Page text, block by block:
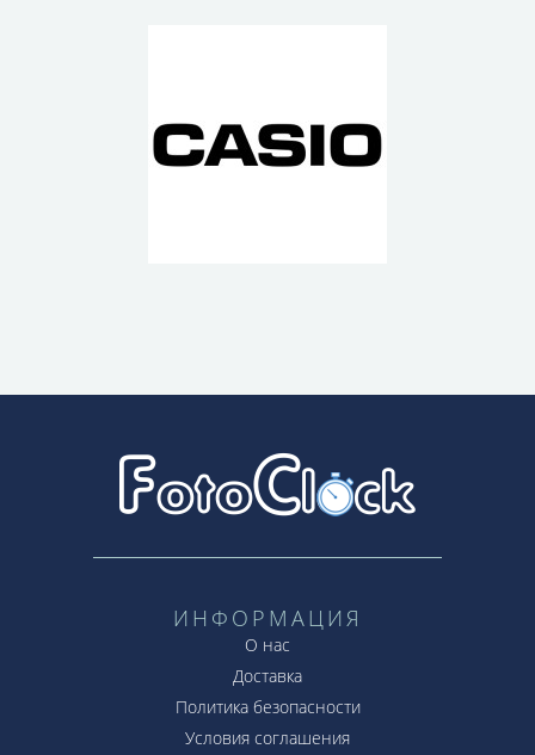
ИНФОРМАЦИЯ
О нас
Доставка
Политика безопасности
Условия соглашения